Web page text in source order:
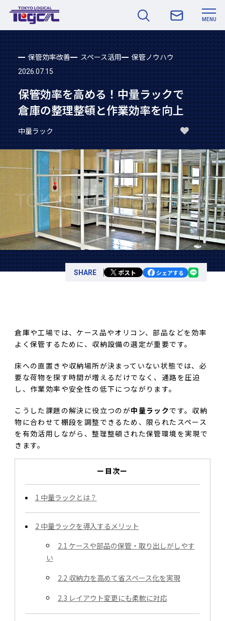
MENU
保管効率改善 スペース活用 保管ノウハウ
2026.07.15
保管効率を高める！中量ラックで
倉庫の整理整頓と作業効率を向上
中量ラック
SHARE ポスト シェアする
倉庫や工場では、ケース品やオリコン、部品などを効率
よく保管するために、収納設備の選定が重要です。
床への直置きや収納場所が決まっていない状態では、必
要な荷物を探す時間が増えるだけでなく、通路を圧迫
し、作業効率や安全性の低下につながります。
こうした課題の解決に役立つのが中量ラックです。収納
物に合わせて棚段を調整できるため、限られたスペース
を有効活用しながら、整理整頓された保管環境を実現で
きます。
ー目次ー
1 中量ラックとは？
2 中量ラックを導入するメリット
2.1 ケースや部品の保管・取り出しがしやす
い
2.2 収納力を高めて省スペース化を実現
2.3 レイアウト変更にも柔軟に対応